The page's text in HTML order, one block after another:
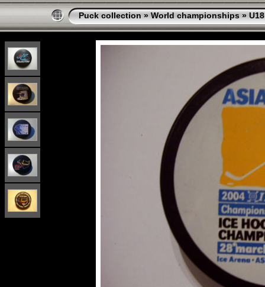
Puck collection » World championships » U18